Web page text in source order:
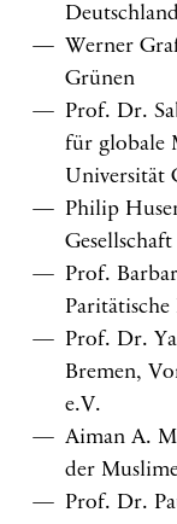
Werner
Grünen
Prof. Dr.
für globale
Universität
Philip
Gesellschaft
Prof.
Prof. Dr.
Bremen,
e.V.
Aiman A.
der
Prof. Dr.